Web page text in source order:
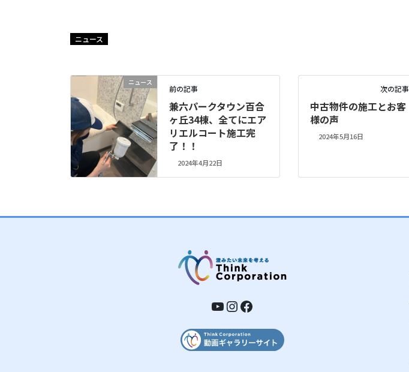
ニュース
ニュース
前の記事
兼六パークタウン百合
ヶ丘34棟、全てにエア
リエルコート施工完
了！！
2024年4月22日
次の記事
中古物件の施工とお客
様の声
2024年5月16日
YouTube
Instagram
Facebook